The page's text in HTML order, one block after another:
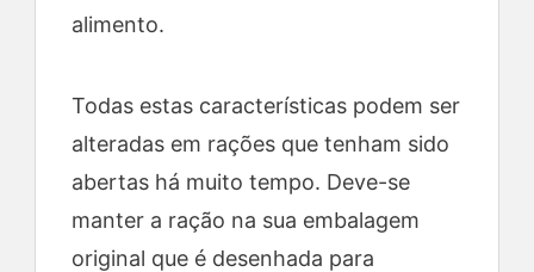
alimento.
Todas estas características podem ser
alteradas em rações que tenham sido
abertas há muito tempo. Deve-se
manter a ração na sua embalagem
original que é desenhada para